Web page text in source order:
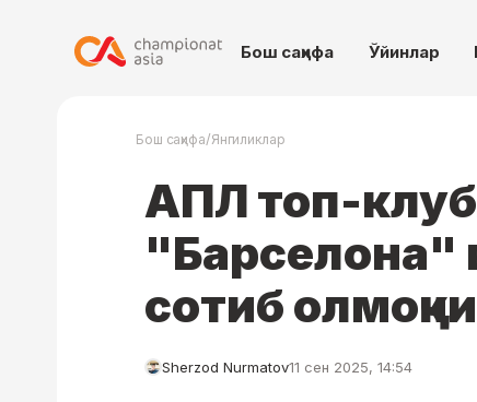
Бош саҳифа Ўйинлар
Бош саҳифа/Янгиликлар
АПЛ топ-
"Барселона"
сотиб олмоқчи
Sherzod Nurmatov11 сен 2025, 14:54